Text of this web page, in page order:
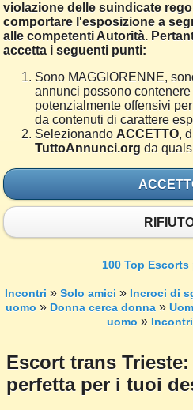
violazione delle suindicate
comportare l'esposizione a
alle competenti Autorità.
accetta i seguenti punti:
Sono MAGGIORENNE,
annunci possono
potenzialmente offensivi
da contenuti di carattere
Selezionando ACCETTO,
TuttoAnnunci.org da
100 Top
Incontri » Solo amici » Incroci di
uomo » Donna cerca donna »
uomo »
Escort trans
perfetta per i tuoi